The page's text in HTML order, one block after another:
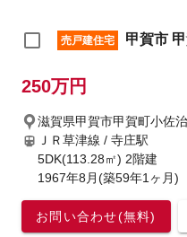
売戸建住宅 甲賀市
250万円
滋賀県甲賀市甲賀町小佐治
ＪＲ草津線 / 寺庄駅
5DK(113.28㎡) 2階建
1967年8月(築59年1ヶ月)
お問い合わせ(無料)